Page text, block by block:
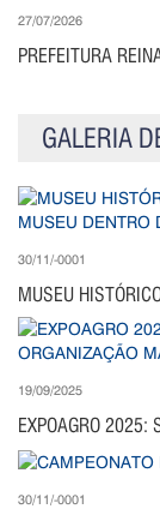
27/07/2026
PREFEITURA
GALERIA
30/11/-0001
MUSEU
19/09/2025
EXPOAGRO 2025:
30/11/-0001